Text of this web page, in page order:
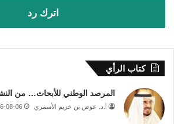
اترك رد
كتاب الرأي
المرصد الوطني للأبحاث… من
أ.د. عوض بن خزيم الأسمري 08-06